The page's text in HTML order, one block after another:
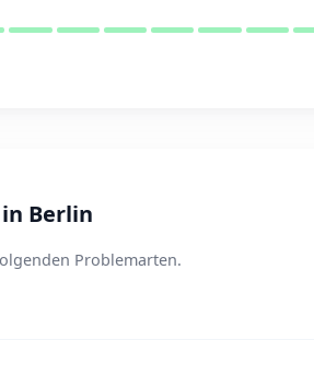
Berlin
Problemarten.